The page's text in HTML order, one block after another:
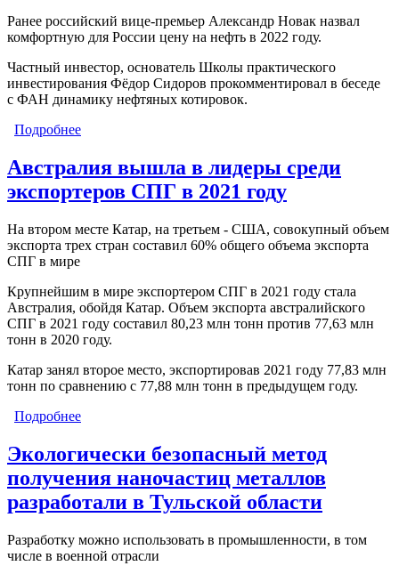
Ранее российский вице-премьер Александр Новак назвал
комфортную для России цену на нефть в 2022 году.
Частный инвестор, основатель Школы практического
инвестирования Фёдор Сидоров прокомментировал в беседе
с ФАН динамику нефтяных котировок.
Подробнее
Австралия вышла в лидеры среди
экспортеров СПГ в 2021 году
На втором месте Катар, на третьем - США, совокупный объем
экспорта трех стран составил 60% общего объема экспорта
СПГ в мире
Крупнейшим в мире экспортером СПГ в 2021 году стала
Австралия, обойдя Катар. Объем экспорта австралийского
СПГ в 2021 году составил 80,23 млн тонн против 77,63 млн
тонн в 2020 году.
Катар занял второе место, экспортировав 2021 году 77,83 млн
тонн по сравнению с 77,88 млн тонн в предыдущем году.
Подробнее
Экологически безопасный метод
получения наночастиц металлов
разработали в Тульской области
Разработку можно использовать в промышленности, в том
числе в военной отрасли